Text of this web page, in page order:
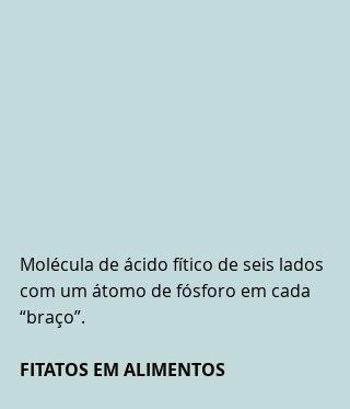
Molécula de ácido fítico de seis lados
com um átomo de fósforo em cada
“braço”.
FITATOS EM ALIMENTOS